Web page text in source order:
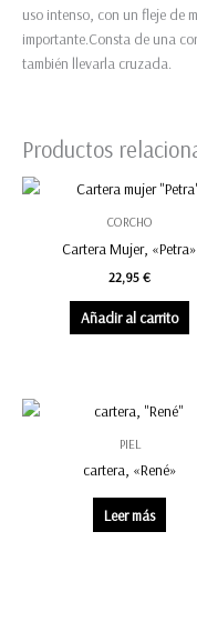
uso intenso, con un fleje de
importante.Consta de una
también llevarla cruzada.
Productos
CORCHO
Cartera Mujer, «Petra»
22,95 €
Añadir al carrito
PIEL
cartera, «René»
Leer más